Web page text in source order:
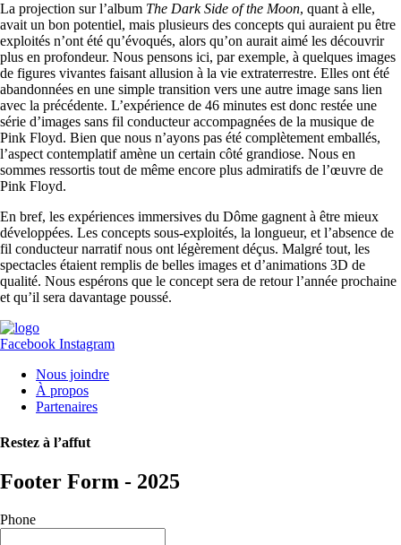
La projection sur l’album The Dark Side of the Moon, quant à elle,
avait un bon potentiel, mais plusieurs des concepts qui auraient pu être
exploités n’ont été qu’évoqués, alors qu’on aurait aimé les découvrir
plus en profondeur. Nous pensons ici, par exemple, à quelques images
de figures vivantes faisant allusion à la vie extraterrestre. Elles ont été
abandonnées en une simple transition vers une autre image sans lien
avec la précédente. L’expérience de 46 minutes est donc restée une
série d’images sans fil conducteur accompagnées de la musique de
Pink Floyd. Bien que nous n’ayons pas été complètement emballés,
l’aspect contemplatif amène un certain côté grandiose. Nous en
sommes ressortis tout de même encore plus admiratifs de l’œuvre de
Pink Floyd.
En bref, les expériences immersives du Dôme gagnent à être mieux
développées. Les concepts sous-exploités, la longueur, et l’absence de
fil conducteur narratif nous ont légèrement déçus. Malgré tout, les
spectacles étaient remplis de belles images et d’animations 3D de
qualité. Nous espérons que le concept sera de retour l’année prochaine
et qu’il sera davantage poussé.
Facebook Instagram
Nous joindre
À propos
Partenaires
Restez à l’affut
Footer Form - 2025
Phone